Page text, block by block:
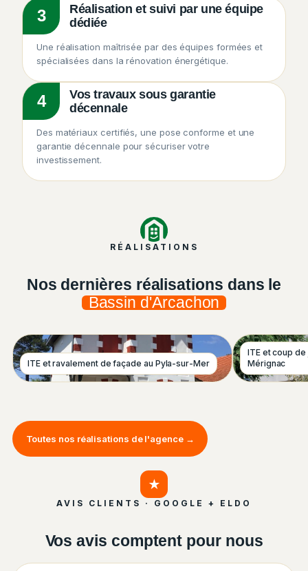
3
Réalisation et suivi par une équipe
dédiée
Une réalisation maîtrisée par des équipes formées et
spécialisées dans la rénovation énergétique.
4
Vos travaux sous garantie
décennale
Des matériaux certifiés, une pose conforme et une
garantie décennale pour sécuriser votre
investissement.
RÉALISATIONS
Nos dernières réalisations dans le
Bassin d'Arcachon
ITE et ravalement de façade au Pyla-sur-Mer
ITE et coup
Mérignac
Toutes nos réalisations de l'agence →
★
AVIS CLIENTS · GOOGLE + ELDO
Vos avis comptent pour nous